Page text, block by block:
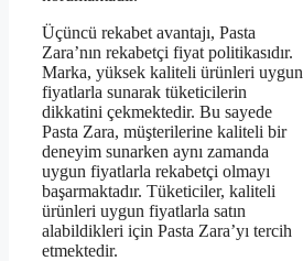
Üçüncü rekabet avantajı, Pasta
Zara’nın rekabetçi fiyat politikasıdır.
Marka, yüksek kaliteli ürünleri uygun
fiyatlarla sunarak tüketicilerin
dikkatini çekmektedir. Bu sayede
Pasta Zara, müşterilerine kaliteli bir
deneyim sunarken aynı zamanda
uygun fiyatlarla rekabetçi olmayı
başarmaktadır. Tüketiciler, kaliteli
ürünleri uygun fiyatlarla satın
alabildikleri için Pasta Zara’yı tercih
etmektedir.